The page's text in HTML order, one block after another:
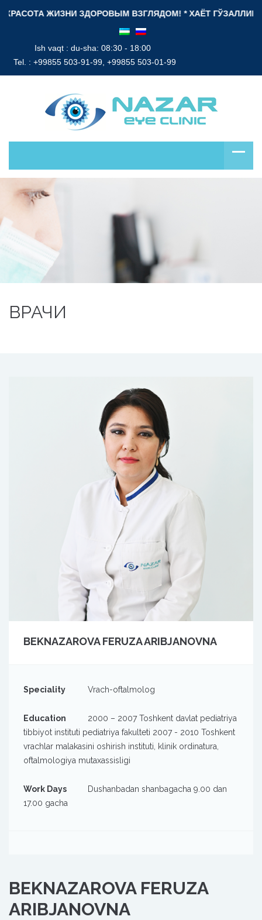
ЖИЗНИ ЗДОРОВЫМ ВЗГЛЯДОМ! * ХАЁТ ГЎЗАЛЛИГИ СОҒЛОМ
Ish vaqt : du-sha: 08:30 - 18:00
Tel. : +99855 503-91-99, +99855 503-01-99
ВРАЧИ
BEKNAZAROVA FERUZA ARIBJANOVNA
Speciality Vrach-oftalmolog
Education
2000 – 2007 Toshkent davlat pediatriya
tibbiyot instituti pediatriya fakulteti 2007 - 2010 Toshkent
vrachlar malakasini oshirish instituti, klinik ordinatura,
oftalmologiya mutaxassisligi
Work Days
Dushanbadan shanbagacha 9.00 dan
17.00 gacha
BEKNAZAROVA FERUZA
ARIBJANOVNA